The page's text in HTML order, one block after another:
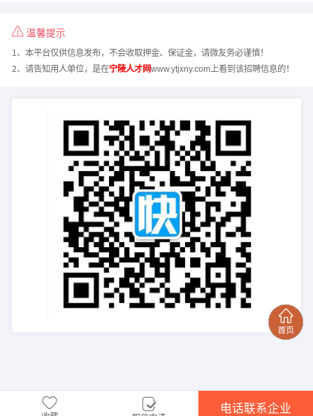
温馨提示
1、本平台仅供信息发布，不会收取押金、保证金，请微友务必谨慎！
2、请告知用人单位，是在宁陵人才网www.ytjxny.com上看到该招聘信息的！
电话联系企业